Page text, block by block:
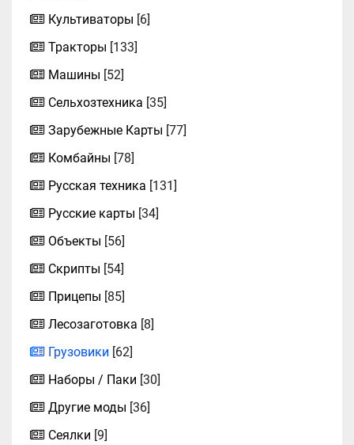
Культиваторы [6]
Тракторы [133]
Машины [52]
Сельхозтехника [35]
Зарубежные Карты [77]
Комбайны [78]
Русская техника [131]
Русские карты [34]
Объекты [56]
Скрипты [54]
Прицепы [85]
Лесозаготовка [8]
Грузовики [62]
Наборы / Паки [30]
Другие моды [36]
Сеялки [9]